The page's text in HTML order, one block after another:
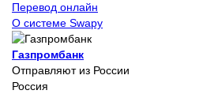
Перевод онлайн
О системе Swapy
Газпромбанк
Отправляют из России
Россия